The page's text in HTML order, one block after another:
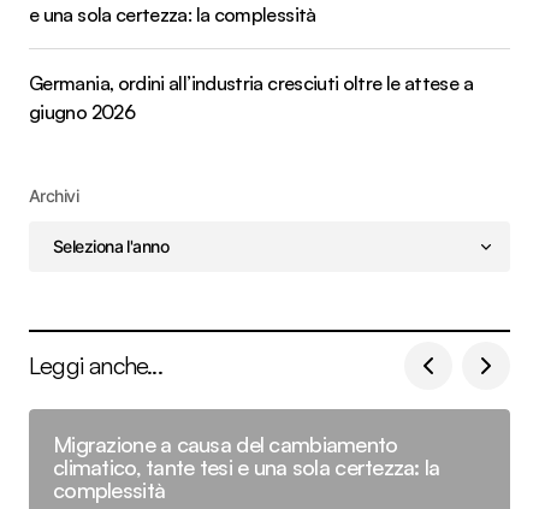
e una sola certezza: la complessità
Germania, ordini all’industria cresciuti oltre le attese a
giugno 2026
Archivi
Leggi anche...
Migrazione a causa del cambiamento
climatico, tante tesi e una sola certezza: la
complessità